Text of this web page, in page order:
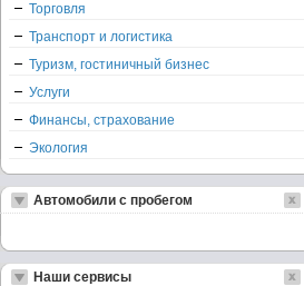
Торговля
Транспорт и логистика
Туризм, гостиничный бизнес
Услуги
Финансы, страхование
Экология
Автомобили с пробегом
Наши сервисы